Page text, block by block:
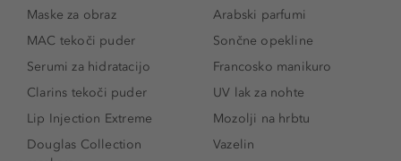
Maske za obraz
MAC tekoči puder
Serumi za hidratacijo
Clarins tekoči puder
Lip Injection Extreme
Douglas Collection
Arabski parfumi
Sončne opekline
Francosko manikuro
UV lak za nohte
Mozolji na hrbtu
Vazelin